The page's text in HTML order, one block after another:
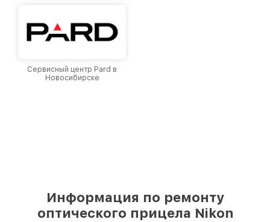
Сервисный центр Pard в
Новосибирске
Информация по ремонту
оптического прицела Nikon